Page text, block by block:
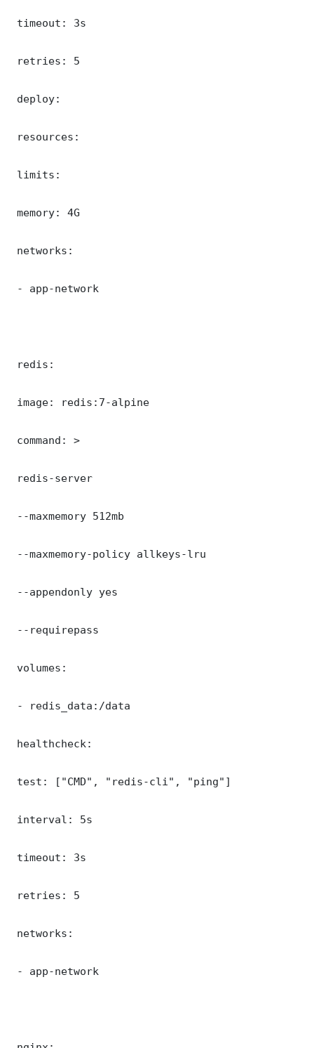
timeout: 3s
retries: 5
deploy:
resources:
limits:
memory: 4G
networks:
- app-network
redis:
image: redis:7-alpine
command: >
redis-server
--maxmemory 512mb
--maxmemory-policy allkeys-lru
--appendonly yes
--requirepass
volumes:
- redis_data:/data
healthcheck:
test: ["CMD", "redis-cli", "ping"]
interval: 5s
timeout: 3s
retries: 5
networks:
- app-network